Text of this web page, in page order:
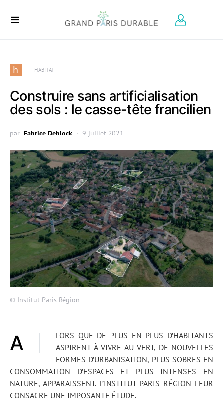
h HABITAT
Construire sans artificialisation
des sols : le casse-tête francilien
par Fabrice Deblock 9 juillet 2021
© Institut Paris Région
ALORS QUE DE PLUS EN PLUS D’HABITANTS
ASPIRENT À VIVRE AU VERT, DE NOUVELLES
FORMES D’URBANISATION, PLUS SOBRES EN
CONSOMMATION D’ESPACES ET PLUS INTENSES EN
NATURE, APPARAISSENT. L’INSTITUT PARIS RÉGION LEUR
CONSACRE UNE IMPOSANTE ÉTUDE.